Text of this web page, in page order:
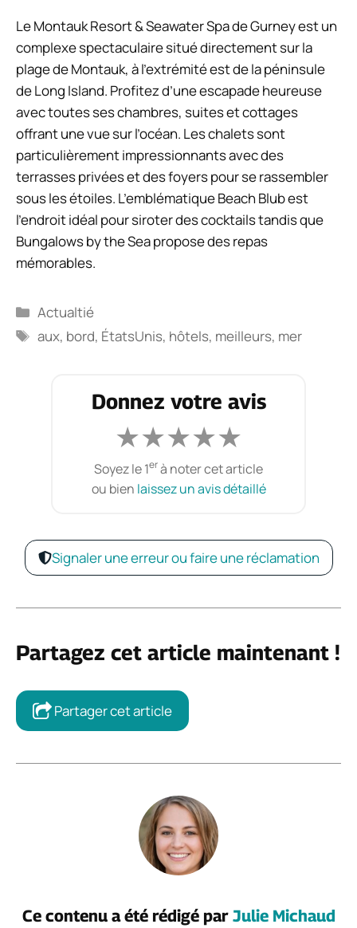
Le Montauk Resort & Seawater Spa de Gurney est un
complexe spectaculaire situé directement sur la
plage de Montauk, à l’extrémité est de la péninsule
de Long Island. Profitez d’une escapade heureuse
avec toutes ses chambres, suites et cottages
offrant une vue sur l’océan. Les chalets sont
particulièrement impressionnants avec des
terrasses privées et des foyers pour se rassembler
sous les étoiles. L’emblématique Beach Blub est
l’endroit idéal pour siroter des cocktails tandis que
Bungalows by the Sea propose des repas
mémorables.
Catégories
Actualtié
Étiquettes
aux, bord, ÉtatsUnis, hôtels, meilleurs, mer
Donnez votre avis
★★★★★
Soyez le 1erà noter cet article
ou bien laissez un avis détaillé
Signaler une erreur ou faire une réclamation
Partagez cet article maintenant !
Partager cet article
Ce contenu a été rédigé par Julie Michaud